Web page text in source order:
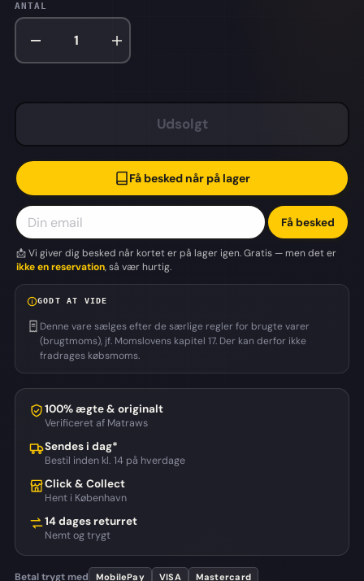
ANTAL
Udsolgt
Få besked når på lager
Få besked
📩 Vi giver dig besked når kortet er på lager igen. Gratis — men det er
ikke en reservation, så vær hurtig.
GODT AT VIDE
Denne vare sælges efter de særlige regler for brugte varer
(brugtmoms), jf. Momslovens kapitel 17. Der kan derfor ikke
fradrages købsmoms.
100% ægte & originalt
Verificeret af Matraws
Sendes i dag*
Bestil inden kl. 14 på hverdage
Click & Collect
Hent i København
14 dages returret
Nemt og trygt
Betal trygt med MobilePay VISA Mastercard